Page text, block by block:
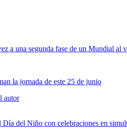
a una segunda fase de un Mundial al
la jornada de este 25 de junio
autor
Día del Niño con celebraciones en